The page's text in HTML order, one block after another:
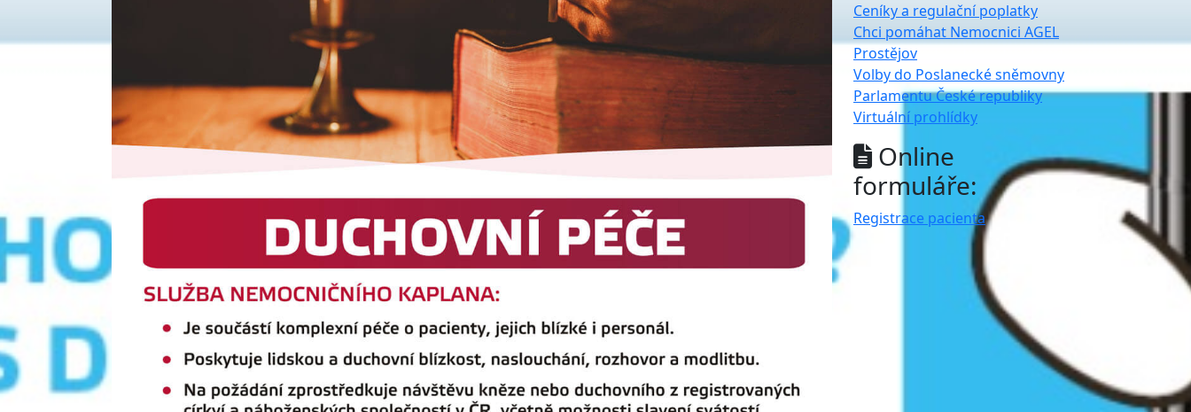
Ceníky a regulační poplatky
Chci pomáhat Nemocnici AGEL
Prostějov
Volby do Poslanecké sněmovny
Parlamentu České republiky
Virtuální prohlídky
Online
formuláře:
Registrace pacienta